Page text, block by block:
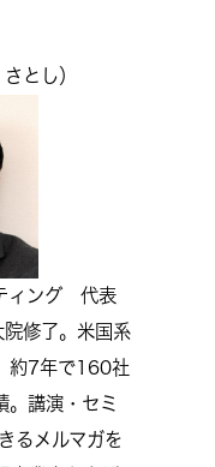
とし）
ィング 代表
修了。米国系
約7年で160社
。講演・セミ
るメルマガを